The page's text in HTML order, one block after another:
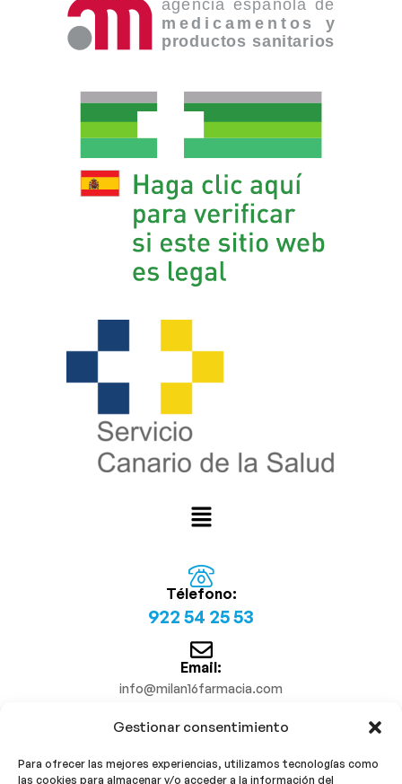
Gestionar consentimiento
Para ofrecer las mejores experiencias, utilizamos tecnologías como
las cookies para almacenar y/o acceder a la información del
Télefono:
922 54 25 53
Email:
info@milan16farmacia.com
¡Síguenos!